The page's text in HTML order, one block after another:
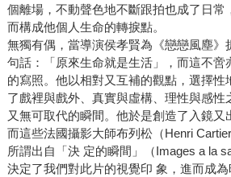
個離場，不動聲色地不斷跟拍也成了日常
而構成他個人生命的轉捩點。
無獨有偶，當導演侯孝賢為《戀戀風塵》
句話：「原來生命就是生活」，而這不啻
的寫照。他以相對又互補的觀點，選擇性
了戲裡與戲外、真實與虛構、理性與感性
又無可取代的瞬間。他於是創造了入鏡又
而這些法國攝影大師布列松（Henri
所謂出自「決 定的瞬間」（Images a la
決定了我們對此片的視覺印 象，進而成為